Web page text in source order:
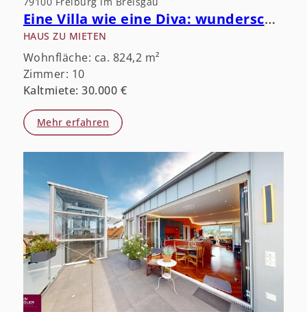
Eine Villa wie eine Diva: wunderschön, aber öffentlichkeitsscheu.
HAUS ZU MIETEN
Wohnfläche: ca. 824,2 m²
Zimmer: 10
Kaltmiete: 30.000 €
Mehr erfahren